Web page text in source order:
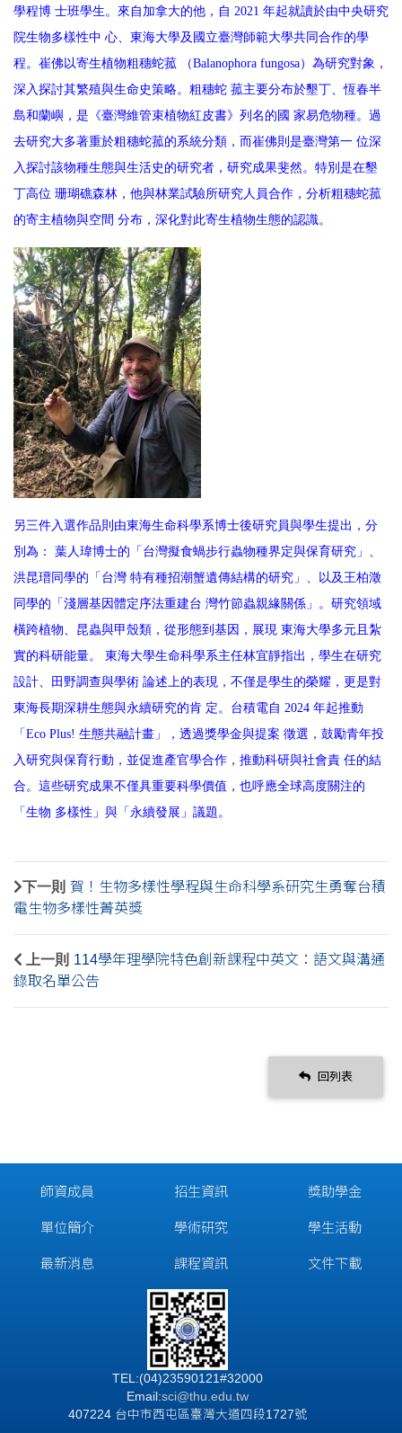
學程博 士班學生。來自加拿大的他，自 2021 年起就讀於由中央研究
院生物多樣性中 心、東海大學及國立臺灣師範大學共同合作的學
程。崔佛以寄生植物粗穗蛇菰 （Balanophora fungosa）為研究對象，
深入探討其繁殖與生命史策略。粗穗蛇 菰主要分布於墾丁、恆春半
島和蘭嶼，是《臺灣維管束植物紅皮書》列名的國 家易危物種。過
去研究大多著重於粗穗蛇菰的系統分類，而崔佛則是臺灣第一 位深
入探討該物種生態與生活史的研究者，研究成果斐然。特別是在墾
丁高位 珊瑚礁森林，他與林業試驗所研究人員合作，分析粗穗蛇菰
的寄主植物與空間 分布，深化對此寄生植物生態的認識。
另三件入選作品則由東海生命科學系博士後研究員與學生提出，分
別為： 葉人瑋博士的「台灣擬食蝸步行蟲物種界定與保育研究」、
洪昆瑨同學的「台灣 特有種招潮蟹遺傳結構的研究」、以及王柏澂
同學的「淺層基因體定序法重建台 灣竹節蟲親緣關係」。研究領域
橫跨植物、昆蟲與甲殼類，從形態到基因，展現 東海大學多元且紮
實的科研能量。 東海大學生命科學系主任林宜靜指出，學生在研究
設計、田野調查與學術 論述上的表現，不僅是學生的榮耀，更是對
東海長期深耕生態與永續研究的肯 定。台積電自 2024 年起推動
「Eco Plus! 生態共融計畫」，透過獎學金與提案 徵選，鼓勵青年投
入研究與保育行動，並促進產官學合作，推動科研與社會責 任的結
合。這些研究成果不僅具重要科學價值，也呼應全球高度關注的
「生物 多樣性」與「永續發展」議題。
下一則 賀！生物多樣性學程與生命科學系研究生勇奪台積
電生物多樣性菁英獎
上一則 114學年理學院特色創新課程中英文：語文與溝通
錄取名單公告
回列表
師資成員
單位簡介
最新消息
招生資訊
學術研究
課程資訊
獎助學金
學生活動
文件下載
TEL:(04)23590121#32000
Email:sci@thu.edu.tw
407224 台中市西屯區臺灣大道四段1727號